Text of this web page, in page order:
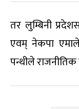
तर लुम्बिनी
एवम् नेकपा
पन्थीले